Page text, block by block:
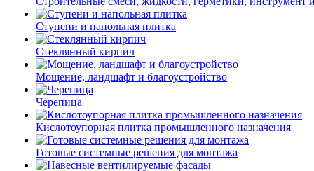
Ступени и напольная плитка
Cтеклянный кирпич
Мощение, ландшафт и благоустройство
Черепица
Кислотоупорная плитка промышленного назначения
Готовые системные решения для монтажа